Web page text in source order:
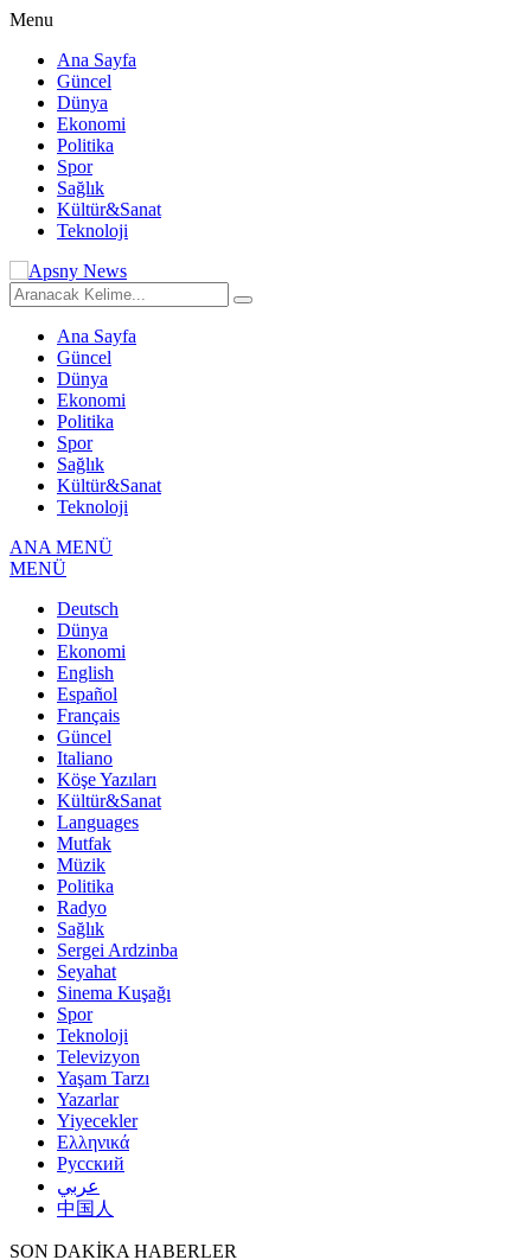
Menu
Ana Sayfa
Güncel
Dünya
Ekonomi
Politika
Spor
Sağlık
Kültür&Sanat
Teknoloji
Ana Sayfa
Güncel
Dünya
Ekonomi
Politika
Spor
Sağlık
Kültür&Sanat
Teknoloji
ANA MENÜ
MENÜ
Deutsch
Dünya
Ekonomi
English
Español
Français
Güncel
Italiano
Köşe Yazıları
Kültür&Sanat
Languages
Mutfak
Müzik
Politika
Radyo
Sağlık
Sergei Ardzinba
Seyahat
Sinema Kuşağı
Spor
Teknoloji
Televizyon
Yaşam Tarzı
Yazarlar
Yiyecekler
Ελληνικά
Русский
عربي
中国人
SON DAKİKA HABERLER